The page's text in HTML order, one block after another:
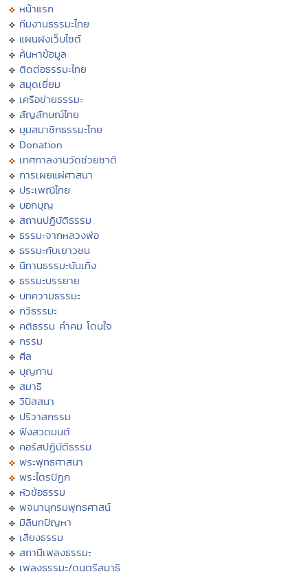
หน้าแรก
ทีมงานธรรมะไทย
แผนผังเว็บไซต์
ค้นหาข้อมูล
ติดต่อธรรมะไทย
สมุดเยี่ยม
เครือข่ายธรรมะ
สัญลักษณ์ไทย
มุมสมาชิกธรรมะไทย
Donation
เทศกาลงานวัดช่วยชาติ
การเผยแผ่ศาสนา
ประเพณีไทย
บอกบุญ
สถานปฏิบัติธรรม
ธรรมะจากหลวงพ่อ
ธรรมะกับเยาวชน
นิทานธรรมะบันเทิง
ธรรมะบรรยาย
บทความธรรมะ
กวีธรรมะ
คติธรรม คำคม โดนใจ
กรรม
ศีล
บุญทาน
สมาธิ
วิปัสสนา
ปริวาสกรรม
ฟังสวดมนต์
คอร์สปฏิบัติธรรม
พระพุทธศาสนา
พระไตรปิฏก
หัวข้อธรรม
พจนานุกรมพุทธศาสน์
มิลินทปัญหา
เสียงธรรม
สถานีเพลงธรรมะ
เพลงธรรมะ/ดนตรีสมาธิ